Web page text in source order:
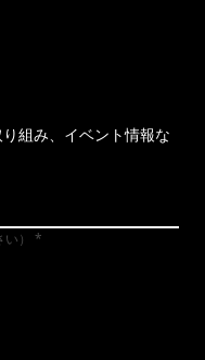
組み、イベント情報な
）